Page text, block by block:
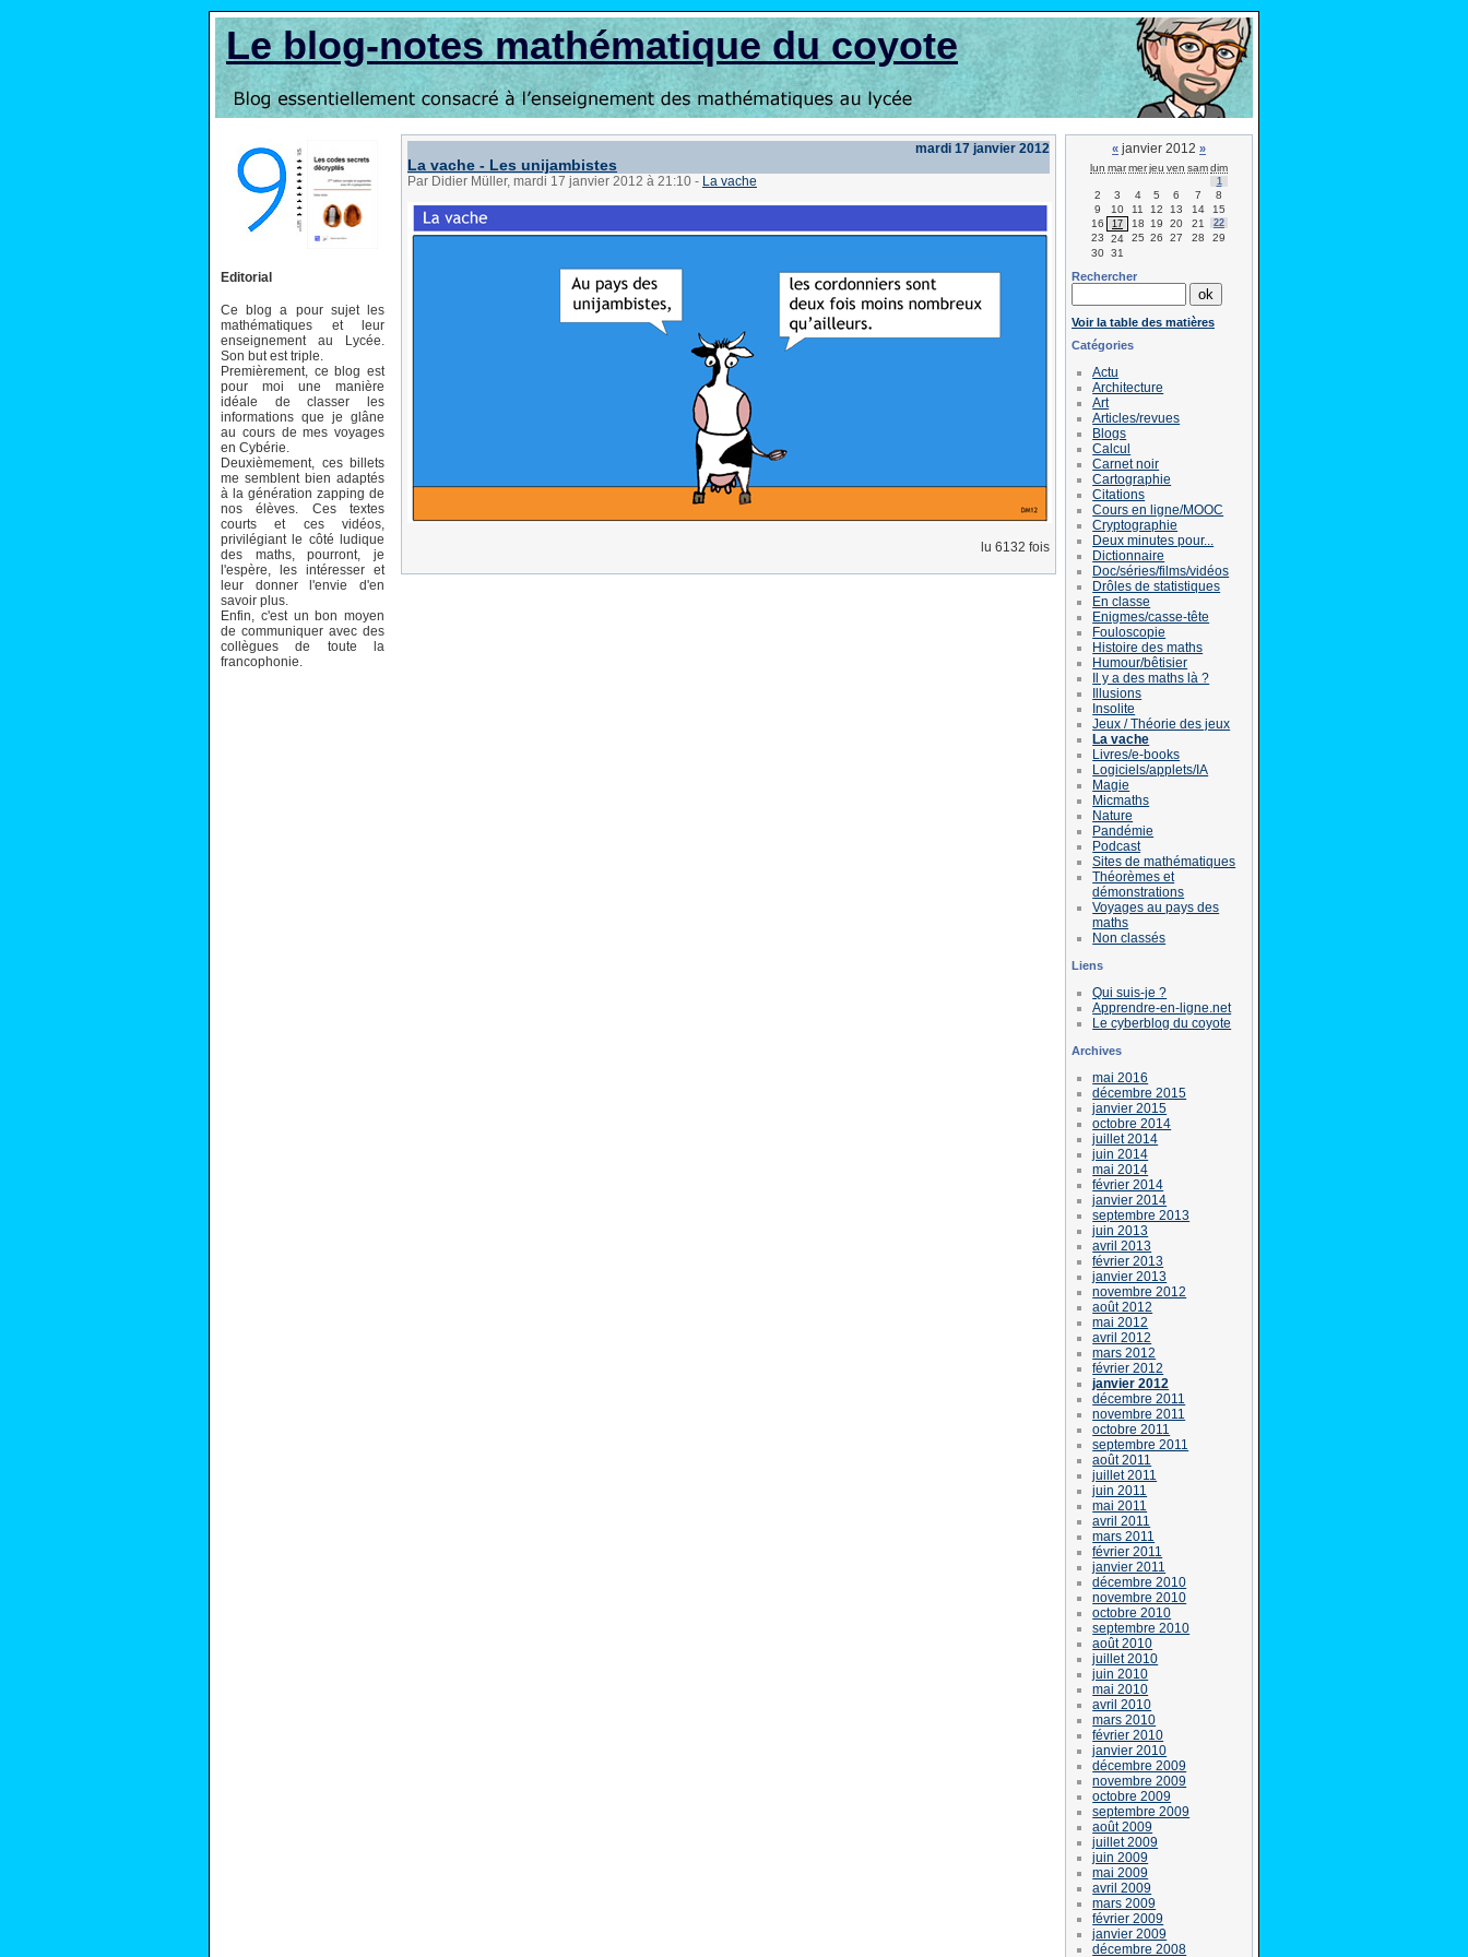
Le blog-notes mathématique du coyote
Editorial
Ce blog a pour sujet les
mathématiques et leur
enseignement au Lycée.
Son but est triple.
Premièrement, ce blog est
pour moi une manière
idéale de classer les
informations que je glâne
au cours de mes voyages
en Cybérie.
Deuxièmement, ces billets
me semblent bien adaptés
à la génération zapping de
nos élèves. Ces textes
courts et ces vidéos,
privilégiant le côté ludique
des maths, pourront, je
l'espère, les intéresser et
leur donner l'envie d'en
savoir plus.
Enfin, c'est un bon moyen
de communiquer avec des
collègues de toute la
francophonie.
mardi 17 janvier 2012
La vache - Les unijambistes
Par Didier Müller, mardi 17 janvier 2012 à 21:10 - La vache
lu 6132 fois
« janvier 2012 »
lun marmerjeu ven samdim
1
2 3 4 5 6 7
8
9
10 11 12 13 14
15
16
17 18 19 20 21 22
23 24 25 26 27 28
29
30 31
Rechercher
Voir la table des matières
Catégories
Actu
Architecture
Art
Articles/revues
Blogs
Calcul
Carnet noir
Cartographie
Citations
Cours en ligne/MOOC
Cryptographie
Deux minutes pour...
Dictionnaire
Doc/séries/films/vidéos
Drôles de statistiques
En classe
Enigmes/casse-tête
Fouloscopie
Histoire des maths
Humour/bêtisier
Il y a des maths là ?
Illusions
Insolite
Jeux / Théorie des jeux
La vache
Livres/e-books
Logiciels/applets/IA
Magie
Micmaths
Nature
Pandémie
Podcast
Sites de mathématiques
Théorèmes et
démonstrations
Voyages au pays des
maths
Non classés
Liens
Qui suis-je ?
Apprendre-en-ligne.net
Le cyberblog du coyote
Archives
mai 2016
décembre 2015
janvier 2015
octobre 2014
juillet 2014
juin 2014
mai 2014
février 2014
janvier 2014
septembre 2013
juin 2013
avril 2013
février 2013
janvier 2013
novembre 2012
août 2012
mai 2012
avril 2012
mars 2012
février 2012
janvier 2012
décembre 2011
novembre 2011
octobre 2011
septembre 2011
août 2011
juillet 2011
juin 2011
mai 2011
avril 2011
mars 2011
février 2011
janvier 2011
décembre 2010
novembre 2010
octobre 2010
septembre 2010
août 2010
juillet 2010
juin 2010
mai 2010
avril 2010
mars 2010
février 2010
janvier 2010
décembre 2009
novembre 2009
octobre 2009
septembre 2009
août 2009
juillet 2009
juin 2009
mai 2009
avril 2009
mars 2009
février 2009
janvier 2009
décembre 2008